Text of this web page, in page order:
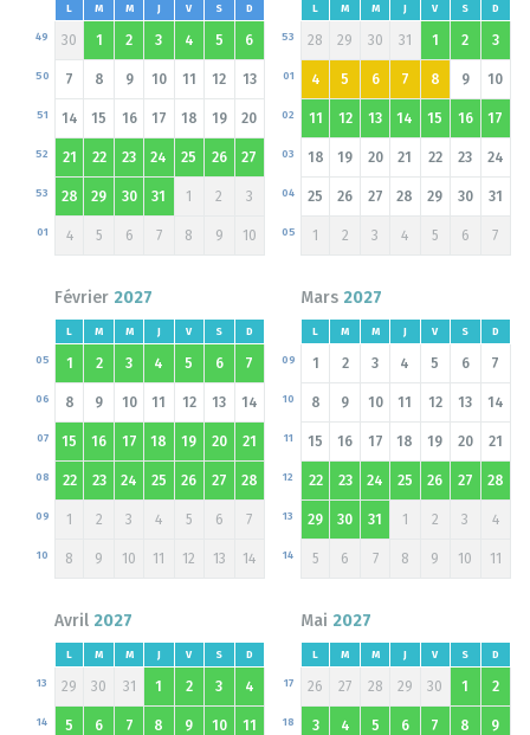
L M M J V S D
30
49 1 2 3 4 5 6
7
50 8 9 10 11 12 13
14
51 15 16 17 18 19 20
21
52 22 23 24 25 26 27
28
53 29 30 31 1 2 3
4
01 5 6 7 8 9 10
L M M J V S D
28
53 29 30 31 1 2 3
4
01 5 6 7 8 9 10
11
02 12 13 14 15 16 17
18
03 19 20 21 22 23 24
25
04 26 27 28 29 30 31
1
05 2 3 4 5 6 7
Février 2027
L M M J V S D
1
05 2 3 4 5 6 7
8
06 9 10 11 12 13 14
15
07 16 17 18 19 20 21
22
08 23 24 25 26 27 28
1
09 2 3 4 5 6 7
8
10 9 10 11 12 13 14
Mars 2027
L M M J V S D
1
09 2 3 4 5 6 7
8
10 9 10 11 12 13 14
15
11 16 17 18 19 20 21
22
12 23 24 25 26 27 28
29
13 30 31 1 2 3 4
5
14 6 7 8 9 10 11
Avril 2027
L M M J V S D
29
13 30 31 1 2 3 4
5
14 6 7 8 9 10 11
Mai 2027
L M M J V S D
26
17 27 28 29 30 1 2
3
18 4 5 6 7 8 9